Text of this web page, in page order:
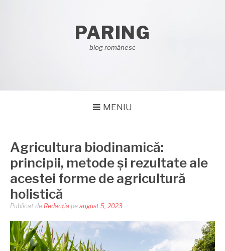
PARING
blog românesc
MENIU
Agricultura biodinamică:
principii, metode și rezultate ale
acestei forme de agricultură
holistică
Publicat de Redacția pe august 5, 2023